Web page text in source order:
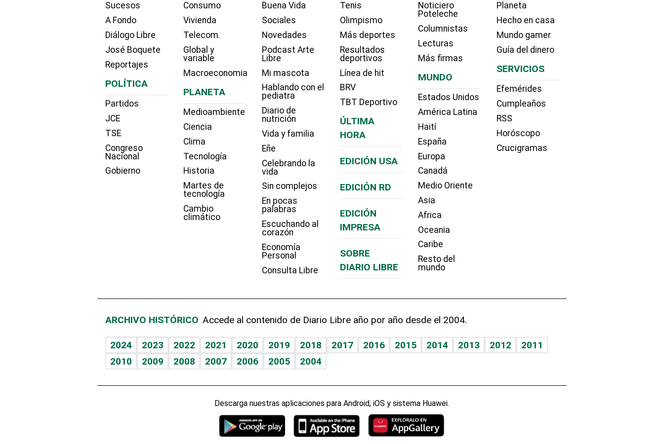
Sucesos
A Fondo
Diálogo Libre
José Boquete
Reportajes
POLÍTICA
Partidos
JCE
TSE
Congreso
Nacional
Gobierno
Consumo
Vivienda
Telecom.
Global y
variable
Macroeconomia
PLANETA
Medioambiente
Ciencia
Clima
Tecnología
Historia
Martes de
tecnología
Cambio
climático
Buena Vida
Sociales
Novedades
Podcast Arte
Libre
Mi mascota
Hablando con el
pediatra
Diario de
nutrición
Vida y familia
Eñe
Celebrando la
vida
Sin complejos
En pocas
palabras
Escuchando al
corazón
Economía
Personal
Consulta Libre
Tenis
Olimpismo
Más deportes
Resultados
deportivos
Línea de hit
BRV
TBT Deportivo
ÚLTIMA
HORA
EDICIÓN USA
EDICIÓN RD
EDICIÓN
IMPRESA
SOBRE
DIARIO LIBRE
Noticiero
Poteleche
Columnistas
Lecturas
Más firmas
MUNDO
Estados Unidos
América Latina
Haití
España
Europa
Canadá
Medio Oriente
Asia
Africa
Oceania
Caribe
Resto del
mundo
Planeta
Hecho en casa
Mundo gamer
Guía del dinero
SERVICIOS
Efemérides
Cumpleaños
RSS
Horóscopo
Crucigramas
ARCHIVO HISTÓRICO Accede al contenido de Diario Libre año por año desde el 2004.
2024 2023 2022 2021 2020 2019 2018 2017 2016 2015 2014 2013 2012
2011
2010
2009 2008 2007 2006 2005 2004
Descarga nuestras aplicaciones para Android, iOS y sistema Huawei.